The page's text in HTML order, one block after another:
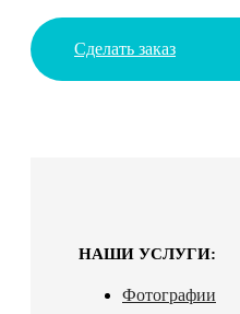
Сделать заказ
НАШИ УСЛУГИ:
Фотографии